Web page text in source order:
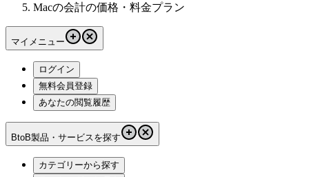
Macの会計の価格・料金プラン
マイメニュー
ログイン
無料会員登録
あなたの閲覧履歴
BtoB製品・サービスを探す
カテゴリーから探す